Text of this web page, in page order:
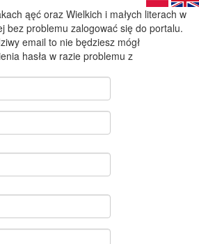
ąęć oraz Wielkich i małych literach w
bez problemu zalogować się do portalu.
email to nie będziesz mógł
hasła w razie problemu z